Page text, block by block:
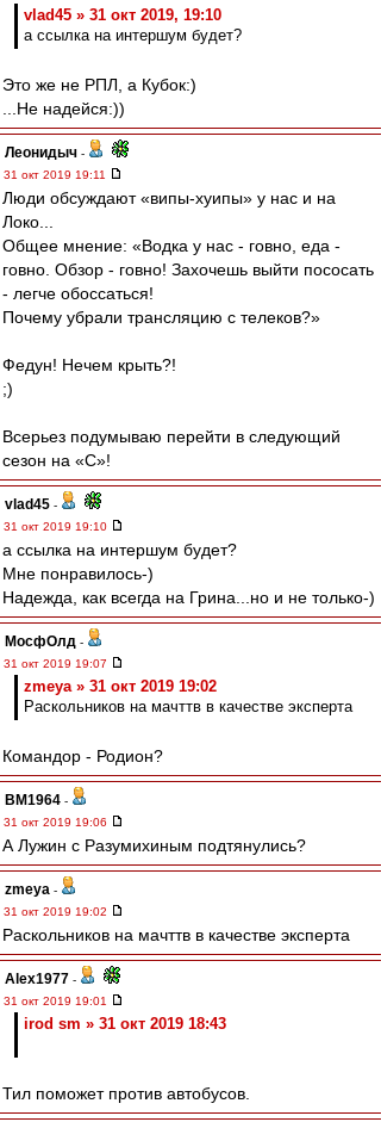
vlad45 » 31 окт 2019, 19:10
а ссылка на интершум будет?
Это же не РПЛ, а Кубок:)
...Не надейся:))
Леонидыч -
31 окт 2019 19:11
Люди обсуждают «випы-хуипы» у нас и на
Локо...
Общее мнение: «Водка у нас - говно, еда -
говно. Обзор - говно! Захочешь выйти пососать
- легче обоссаться!
Почему убрали трансляцию с телеков?»
Федун! Нечем крыть?!
;)
Всерьез подумываю перейти в следующий
сезон на «С»!
vlad45 -
31 окт 2019 19:10
а ссылка на интершум будет?
Мне понравилось-)
Надежда, как всегда на Грина...но и не только-)
МосфОлд -
31 окт 2019 19:07
zmeya » 31 окт 2019 19:02
Раскольников на мачттв в качестве эксперта
Командор - Родион?
BM1964 -
31 окт 2019 19:06
А Лужин с Разумихиным подтянулись?
zmeya -
31 окт 2019 19:02
Раскольников на мачттв в качестве эксперта
Alex1977 -
31 окт 2019 19:01
irod sm » 31 окт 2019 18:43
Тил поможет против автобусов.